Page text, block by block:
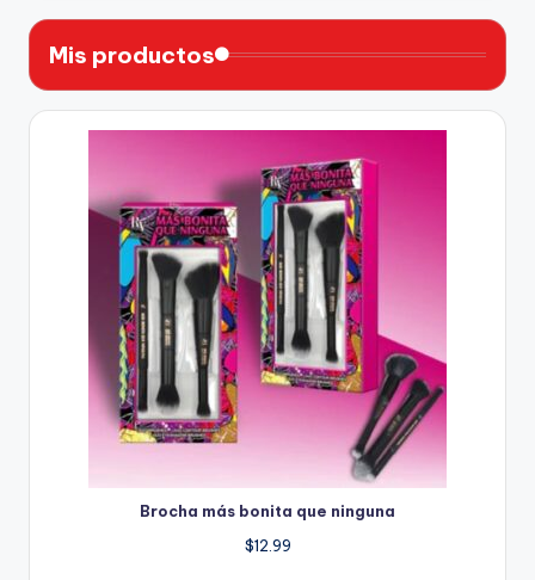
Mis productos
Brocha más bonita que ninguna
$12.99